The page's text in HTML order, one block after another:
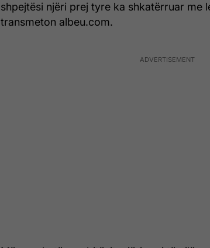
shpejtësi njëri prej tyre ka shkatërruar me
transmeton albeu.com.